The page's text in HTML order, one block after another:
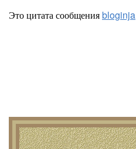
Это цитата сообщенияbloginja